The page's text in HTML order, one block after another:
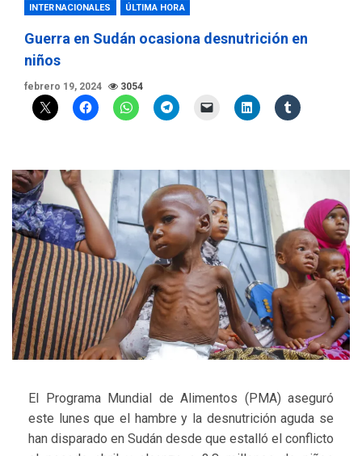
INTERNACIONALES ÚLTIMA HORA
Guerra en Sudán ocasiona desnutrición en
niños
febrero 19, 2024 3054
El Programa Mundial de Alimentos (PMA) aseguró
este lunes que el hambre y la desnutrición aguda se
han disparado en Sudán desde que estalló el conflicto